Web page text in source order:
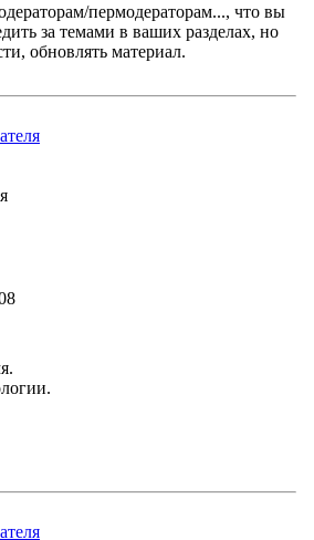
пермодераторам..., что вы
за темами в ваших разделах, но
обновлять материал.